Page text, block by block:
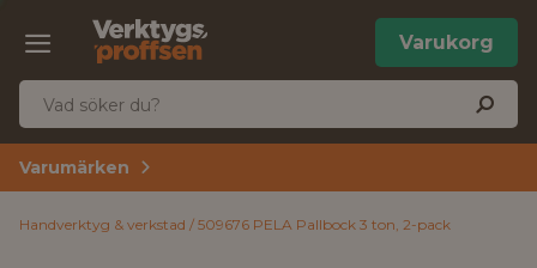
Varukorg
Varumärken
Handverktyg & verkstad 509676 PELA Pallbock 3 ton, 2-pack